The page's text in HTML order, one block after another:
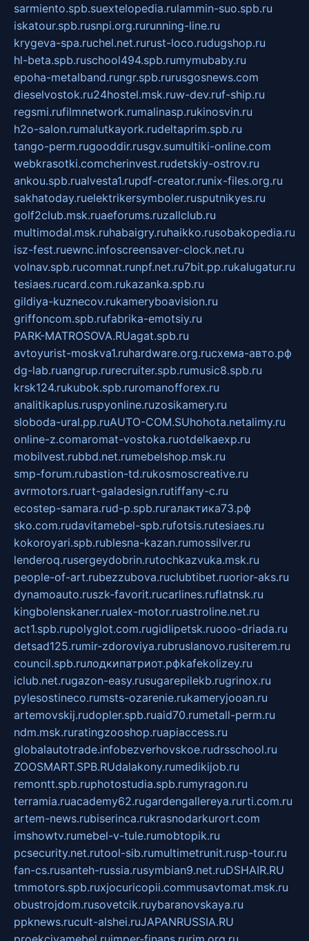
sarmiento.spb.suextelopedia.rulammin-suo.spb.ru
iskatour.spb.rusnpi.org.rurunning-line.ru
krygeva-spa.ruchel.net.rurust-loco.rudugshop.ru
hl-beta.spb.ruschool494.spb.rumymubaby.ru
epoha-metalband.rungr.spb.rurusgosnews.com
dieselvostok.ru24hostel.msk.ruw-dev.ruf-ship.ru
regsmi.rufilmnetwork.rumalinasp.rukinosvin.ru
h2o-salon.rumalutkayork.rudeltaprim.spb.ru
tango-perm.rugooddir.rusgv.sumultiki-online.com
webkrasotki.comcherinvest.rudetskiy-ostrov.ru
ankou.spb.rualvesta1.rupdf-creator.runix-files.org.ru
sakhatoday.ruelektrikersymboler.rusputnikyes.ru
golf2club.msk.ruaeforums.ruzallclub.ru
multimodal.msk.ruhabaigry.ruhaikko.rusobakopedia.ru
isz-fest.ruewnc.infoscreensaver-clock.net.ru
volnav.spb.rucomnat.runpf.net.ru7bit.pp.rukalugatur.ru
tesiaes.rucard.com.rukazanka.spb.ru
gildiya-kuznecov.rukameryboavision.ru
griffoncom.spb.rufabrika-emotsiy.ru
PARK-MATROSOVA.RUagat.spb.ru
avtoyurist-moskva1.ruhardware.org.ruсхема-авто.рф
dg-lab.ruangrup.rurecruiter.spb.rumusic8.spb.ru
krsk124.rukubok.spb.ruromanofforex.ru
analitikaplus.ruspyonline.ruzosikamery.ru
sloboda-ural.pp.ruAUTO-COM.SUhohota.netalimy.ru
online-z.comaromat-vostoka.ruotdelkaexp.ru
mobilvest.rubbd.net.rumebelshop.msk.ru
smp-forum.rubastion-td.rukosmoscreative.ru
avrmotors.ruart-galadesign.rutiffany-c.ru
ecostep-samara.rud-p.spb.ruгалактика73.рф
sko.com.rudavitamebel-spb.rufotsis.rutesiaes.ru
kokoroyari.spb.rublesna-kazan.rumossilver.ru
lenderoq.rusergeydobrin.rutochkazvuka.msk.ru
people-of-art.rubezzubova.ruclubtibet.ruorior-aks.ru
dynamoauto.ruszk-favorit.rucarlines.ruflatnsk.ru
kingbolenskaner.rualex-motor.ruastroline.net.ru
act1.spb.rupolyglot.com.rugidlipetsk.ruooo-driada.ru
detsad125.rumir-zdoroviya.rubruslanovo.rusiterem.ru
council.spb.ruлодкипатриот.рфkafekolizey.ru
iclub.net.rugazon-easy.rusugarepilekb.rugrinox.ru
pylesostineco.rumsts-ozarenie.rukameryjooan.ru
artemovskij.rudopler.spb.ruaid70.rumetall-perm.ru
ndm.msk.ruratingzooshop.ruapiaccess.ru
globalautotrade.infobezverhovskoe.rudrsschool.ru
ZOOSMART.SPB.RUdalakony.rumedikijob.ru
remontt.spb.ruphotostudia.spb.rumyragon.ru
terramia.ruacademy62.rugardengallereya.rurti.com.ru
artem-news.rubiserinca.rukrasnodarkurort.com
imshowtv.rumebel-v-tule.rumobtopik.ru
pcsecurity.net.rutool-sib.rumultimetrunit.rusp-tour.ru
fan-cs.rusanteh-russia.rusymbian9.net.ruDSHAIR.RU
tmmotors.spb.ruxjocuricopii.commusavtomat.msk.ru
obustrojdom.rusovetcik.ruybaranovskaya.ru
ppknews.rucult-alshei.ruJAPANRUSSIA.RU